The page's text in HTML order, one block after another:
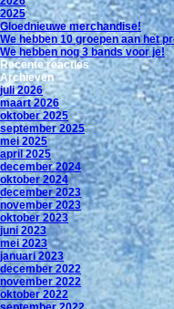
2025
Gloednieuwe merchandise!
We hebben 10 groepen aan het
We hebben nog 3 bands voor je!
Recente reacties
Archieven
juli 2026
maart 2026
oktober 2025
september 2025
mei 2025
april 2025
december 2024
oktober 2024
december 2023
november 2023
oktober 2023
juni 2023
mei 2023
januari 2023
december 2022
november 2022
oktober 2022